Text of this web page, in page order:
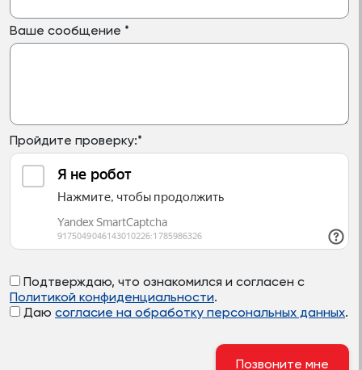
Ваше сообщение *
Пройдите проверку:*
Подтверждаю, что ознакомился и согласен с
Политикой конфиденциальности.
Даю согласие на обработку персональных данных.